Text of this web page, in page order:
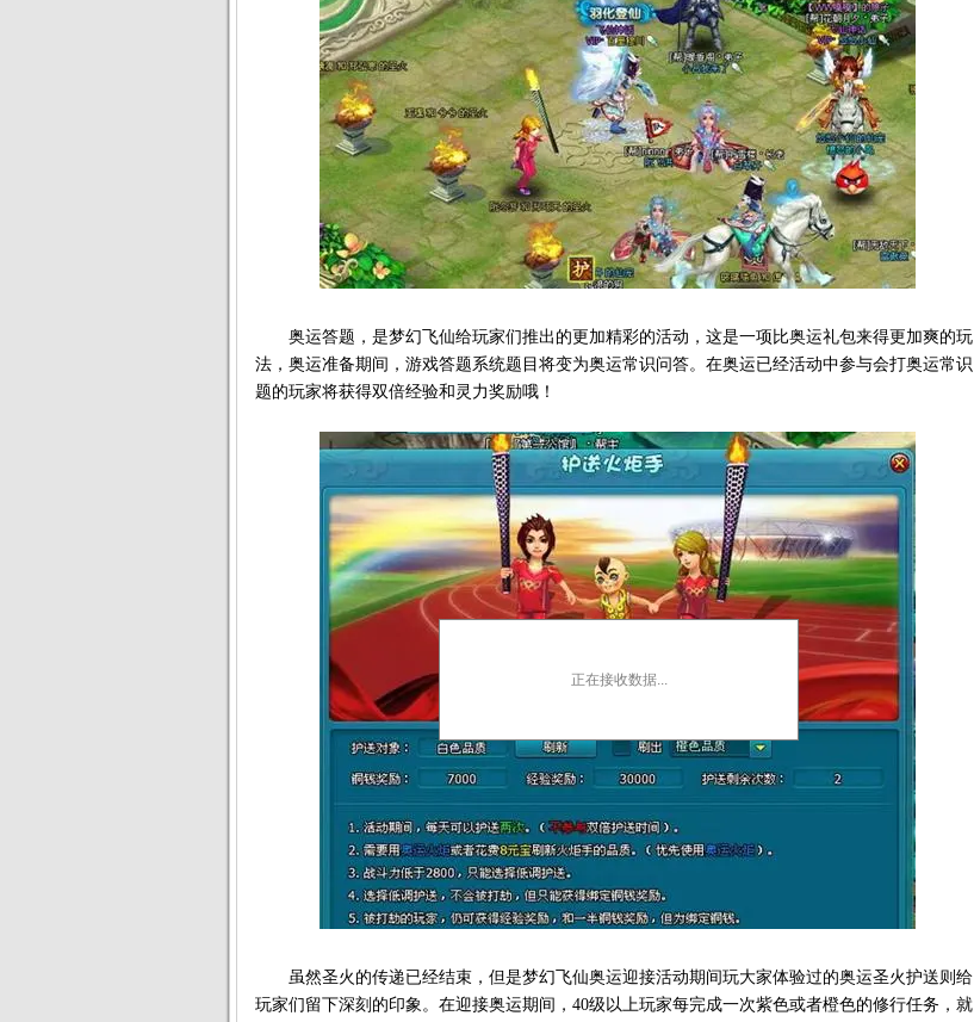
奥运答题，是梦幻飞仙给玩家们推出的更加精彩的活动，这是一项比奥运礼包来得更加爽的玩
法，奥运准备期间，游戏答题系统题目将变为奥运常识问答。在奥运已经活动中参与会打奥运常识
题的玩家将获得双倍经验和灵力奖励哦！
虽然圣火的传递已经结束，但是梦幻飞仙奥运迎接活动期间玩大家体验过的奥运圣火护送则给
玩家们留下深刻的印象。在迎接奥运期间，40级以上玩家每完成一次紫色或者橙色的修行任务，就
正在接收数据...